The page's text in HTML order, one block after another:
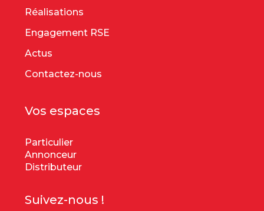
Réalisations
Engagement RSE
Actus
Contactez-nous
Vos espaces
Particulier
Annonceur
Distributeur
Suivez-nous !